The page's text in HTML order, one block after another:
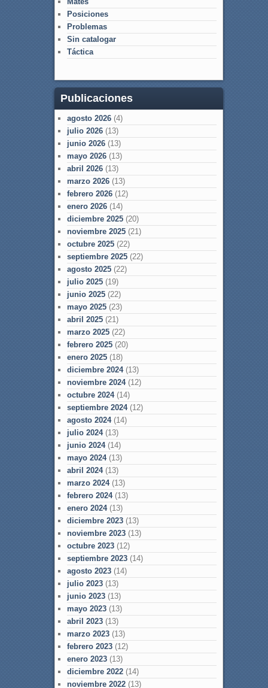
Posiciones
Problemas
Sin catalogar
Táctica
Publicaciones
agosto 2026(4)
julio 2026(13)
junio 2026(13)
mayo 2026(13)
abril 2026(13)
marzo 2026(13)
febrero 2026(12)
enero 2026(14)
diciembre 2025(20)
noviembre 2025(21)
octubre 2025(22)
septiembre 2025(22)
agosto 2025(22)
julio 2025(19)
junio 2025(22)
mayo 2025(23)
abril 2025(21)
marzo 2025(22)
febrero 2025(20)
enero 2025(18)
diciembre 2024(13)
noviembre 2024(12)
octubre 2024(14)
septiembre 2024(12)
agosto 2024(14)
julio 2024(13)
junio 2024(14)
mayo 2024(13)
abril 2024(13)
marzo 2024(13)
febrero 2024(13)
enero 2024(13)
diciembre 2023(13)
noviembre 2023(13)
octubre 2023(12)
septiembre 2023(14)
agosto 2023(14)
julio 2023(13)
junio 2023(13)
mayo 2023(13)
abril 2023(13)
marzo 2023(13)
febrero 2023(12)
enero 2023(13)
diciembre 2022(14)
noviembre 2022(13)